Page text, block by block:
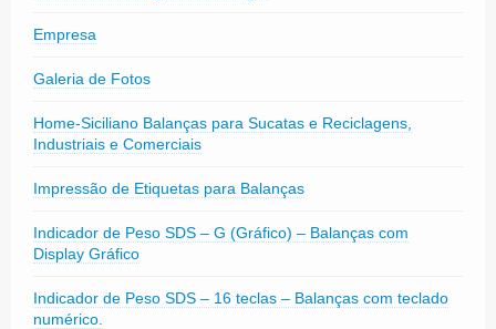
Empresa
Galeria de Fotos
Home-Siciliano Balanças para Sucatas e Reciclagens,
Industriais e Comerciais
Impressão de Etiquetas para Balanças
Indicador de Peso SDS – G (Gráfico) – Balanças com
Display Gráfico
Indicador de Peso SDS – 16 teclas – Balanças com teclado
numérico.